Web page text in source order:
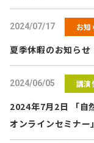
2024/07/17 お知
夏季休暇のお知らせ
2024/06/05 講演
2024年7月2日 「自
オンラインセミナー